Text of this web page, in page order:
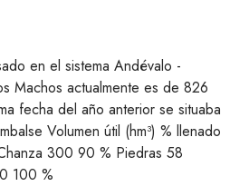
en el sistema Andévalo -
Machos actualmente es de 826
fecha del año anterior se situaba
Volumen útil (hm³) % llenado
300 90 % Piedras 58
100 %